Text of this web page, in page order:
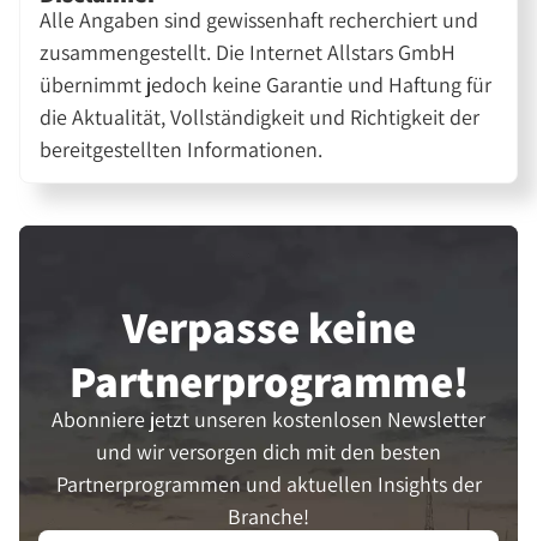
Alle Angaben sind gewissenhaft recherchiert und
zusammengestellt. Die Internet Allstars GmbH
übernimmt jedoch keine Garantie und Haftung für
die Aktualität, Vollständigkeit und Richtigkeit der
bereitgestellten Informationen.
Verpasse keine
Partner­programme!
Abonniere jetzt unseren kostenlosen Newsletter
und wir versorgen dich mit den besten
Partnerprogrammen und aktuellen Insights der
Branche!